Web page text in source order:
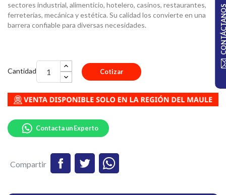
sectores industrial, alimenticio, hotelero, casinos, restaurantes,
ferreterías, mecánica y estética. Su calidad los convierte en una
barrera confiable para diversas necesidades.
Cantidad Cotizar
Compartir
Contacta un Experto